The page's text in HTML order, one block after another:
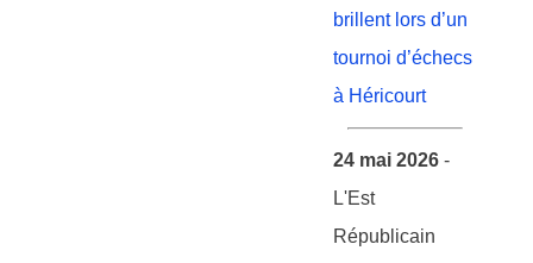
brillent lors d’un
tournoi d’échecs
à Héricourt
24 mai 2026 -
L'Est
Républicain